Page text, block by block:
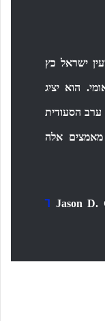
ישראל כץ
הוא יציג
ערב הסעודית
אלה
٦